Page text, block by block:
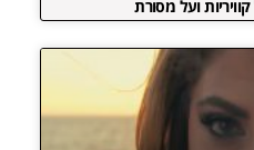
ועל מסורת